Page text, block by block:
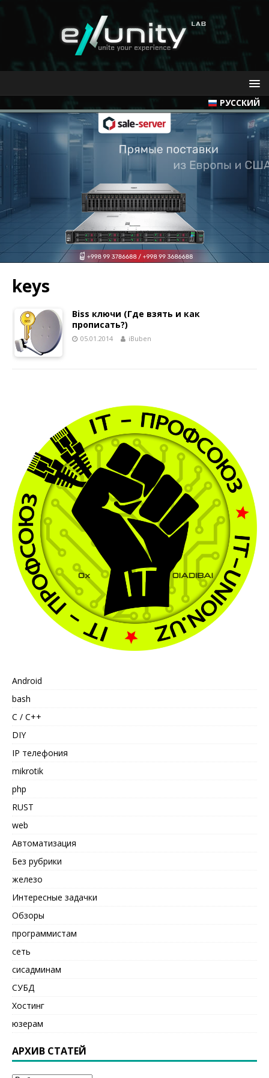
РУССКИЙ
keys
Biss ключи (Где взять и как
прописать?)
05.01.2014 iBuben
Android
bash
C / C++
DIY
IP телефония
mikrotik
php
RUST
web
Автоматизация
Без рубрики
железо
Интересные задачки
Обзоры
программистам
сеть
сисадминам
СУБД
Хостинг
юзерам
АРХИВ СТАТЕЙ